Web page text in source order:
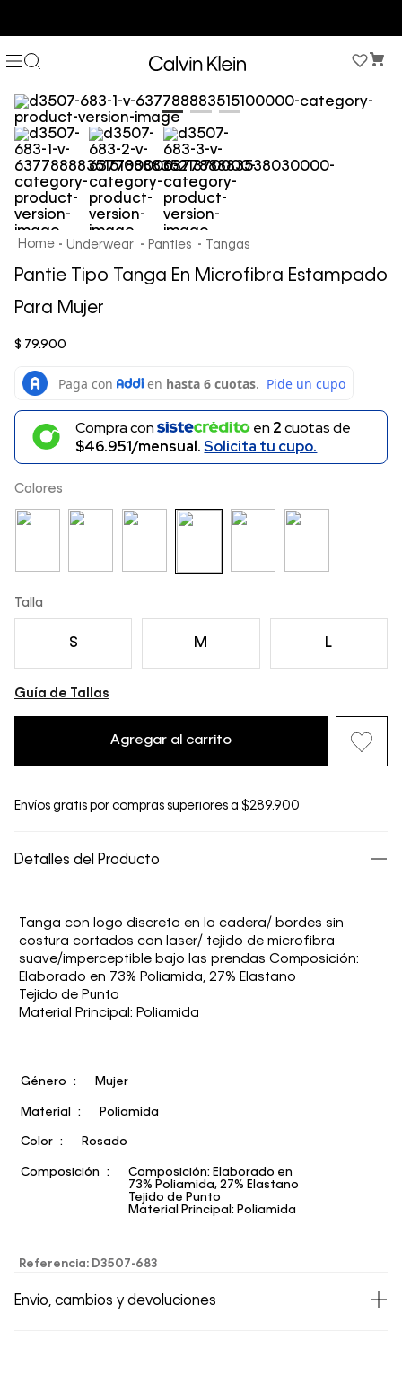
Underwear Panties Tangas
Pantie Tipo Tanga En Microfibra Estampado
Para Mujer
$ 79.900
Compra con en 2cuotas de
$46.951/mensual.Solicita tu cupo.
Colores
Talla
S M L
Guía de Tallas
Agregar al carrito
Envíos gratis por compras superiores a $289.900
Detalles del Producto
Tanga con logo discreto en la cadera/ bordes sin
costura cortados con laser/ tejido de microfibra
suave/imperceptible bajo las prendas Composición:
Elaborado en 73% Poliamida, 27% Elastano
Tejido de Punto
Material Principal: Poliamida
Género Mujer
Material Poliamida
Color Rosado
Composición
Composición: Elaborado en
73% Poliamida, 27% Elastano
Tejido de Punto
Material Principal: Poliamida
Referencia: D3507-683
Envío, cambios y devoluciones